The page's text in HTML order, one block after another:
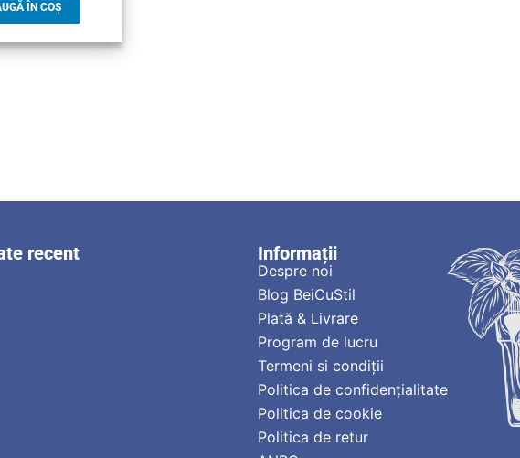
ÎN COȘ
recent Informații
Despre noi
Blog BeiCuStil
Plată & Livrare
Program de lucru
Termeni si condiții
Politica de confidențialitate
Politica de cookie
Politica de retur